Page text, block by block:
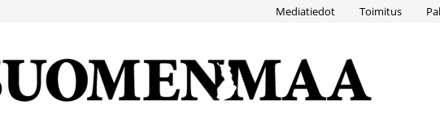
Mediatiedot Toimitus